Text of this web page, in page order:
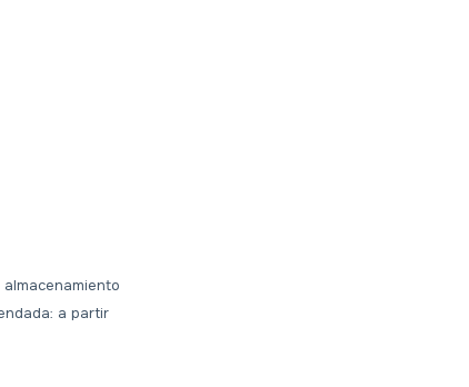
a partir